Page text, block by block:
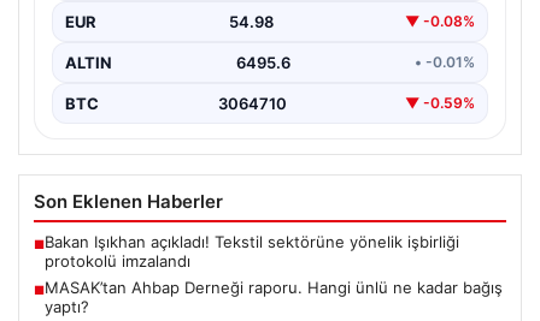
EUR 54.98 ▼ -0.08%
ALTIN 6495.6 • -0.01%
BTC 3064710 ▼ -0.59%
Son Eklenen Haberler
■Bakan Işıkhan açıkladı! Tekstil sektörüne yönelik işbirliği
protokolü imzalandı
■MASAK’tan Ahbap Derneği raporu. Hangi ünlü ne kadar bağış
yaptı?